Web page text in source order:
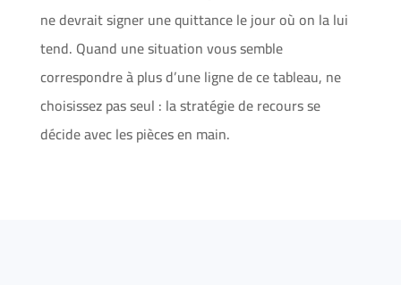
ne devrait signer une quittance le jour où on la lui
tend. Quand une situation vous semble
correspondre à plus d’une ligne de ce tableau, ne
choisissez pas seul : la stratégie de recours se
décide avec les pièces en main.